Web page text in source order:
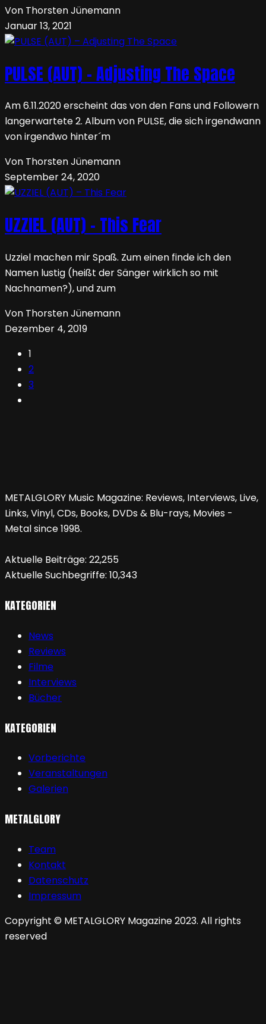
Von Thorsten Jünemann
Januar 13, 2021
PULSE (AUT) – Adjusting The Space
Am 6.11.2020 erscheint das von den Fans und Followern
langerwartete 2. Album von PULSE, die sich irgendwann
von irgendwo hinter´m
Von Thorsten Jünemann
September 24, 2020
UZZIEL (AUT) – This Fear
Uzziel machen mir Spaß. Zum einen finde ich den
Namen lustig (heißt der Sänger wirklich so mit
Nachnamen?), und zum
Von Thorsten Jünemann
Dezember 4, 2019
1
2
3
METALGLORY Music Magazine: Reviews, Interviews, Live,
Links, Vinyl, CDs, Books, DVDs & Blu-rays, Movies -
Metal since 1998.
Aktuelle Beiträge: 22,255
Aktuelle Suchbegriffe: 10,343
KATEGORIEN
News
Reviews
Filme
Interviews
Bücher
KATEGORIEN
Vorberichte
Veranstaltungen
Galerien
METALGLORY
Team
Kontakt
Datenschutz
Impressum
Copyright © METALGLORY Magazine 2023. All rights
reserved